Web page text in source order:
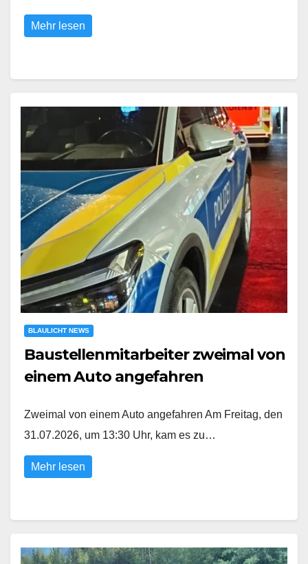
Mehr lesen
BLAULICHT NEWS
Baustellenmitarbeiter zweimal von
einem Auto angefahren
Zweimal von einem Auto angefahren Am Freitag, den
31.07.2026, um 13:30 Uhr, kam es zu…
Mehr lesen